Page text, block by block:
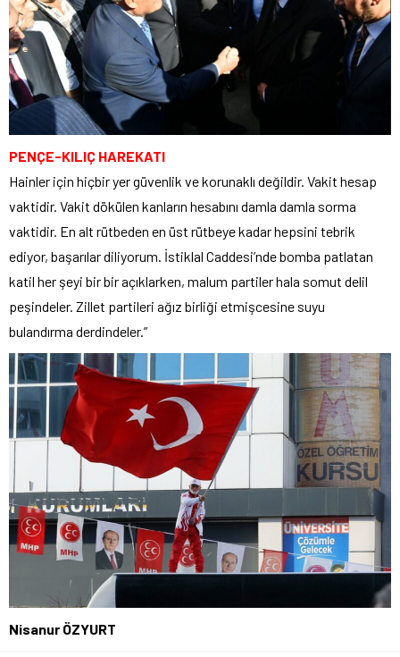
PENÇE-KILIÇ HAREKATI
Hainler için hiçbir yer güvenlik ve korunaklı değildir. Vakit hesap
vaktidir. Vakit dökülen kanların hesabını damla damla sorma
vaktidir. En alt rütbeden en üst rütbeye kadar hepsini tebrik
ediyor, başarılar diliyorum. İstiklal Caddesi’nde bomba patlatan
katil her şeyi bir bir açıklarken, malum partiler hala somut delil
peşindeler. Zillet partileri ağız birliği etmişcesine suyu
bulandırma derdindeler.”
Nisanur ÖZYURT